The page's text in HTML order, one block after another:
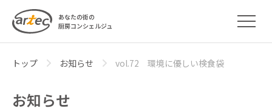
あなたの街の
厨房コンシェルジュ
トップ お知らせ vol.72 環境に優しい検食袋
お知らせ